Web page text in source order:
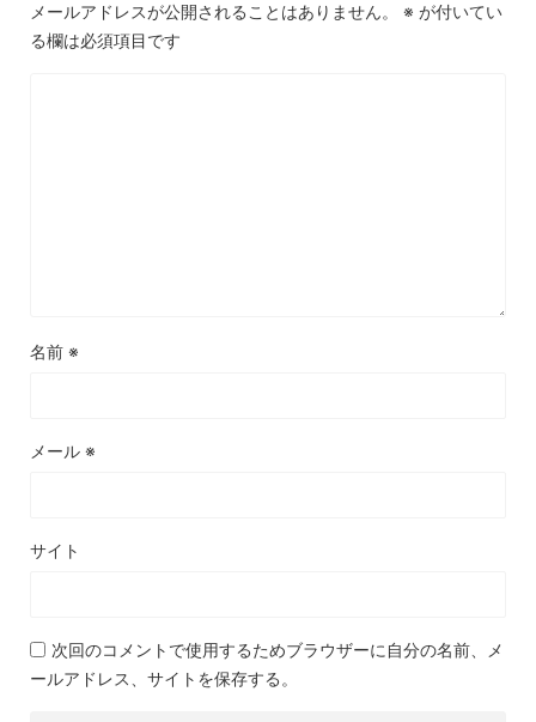
メールアドレスが公開されることはありません。 ※ が付いてい
る欄は必須項目です
名前 ※
メール ※
サイト
次回のコメントで使用するためブラウザーに自分の名前、メ
ールアドレス、サイトを保存する。